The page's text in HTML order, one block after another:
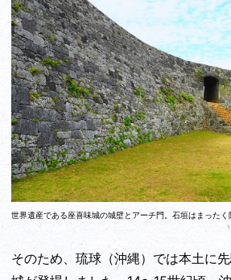
世界遺産である座喜味城の城壁とアーチ門。石垣はまった
そのため、琉球（沖縄）では本土に